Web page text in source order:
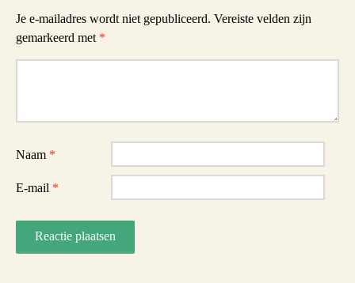
Je e-mailadres wordt niet gepubliceerd. Vereiste velden zijn
gemarkeerd met *
Naam *
E-mail *